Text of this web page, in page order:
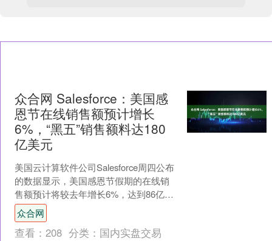
众合网 Salesforce：美国感
恩节在线销售额预计增长
6%，“黑五”销售额料达180
亿美元
美国云计算软件公司Salesforce周四公布
的数据显示，美国感恩节假期的在线销
售额预计将较去年增长6%，达到86亿美
元。 数据显示，截至美东时间周四下午2
点，....
众合网
查看： 208 分类： 国内实盘交易